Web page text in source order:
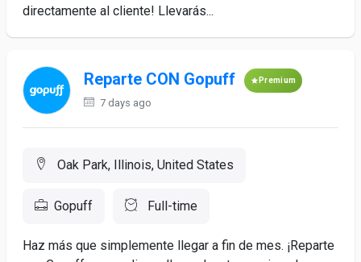
directamente al cliente! Llevarás...
Reparte CON Gopuff Premium
7 days ago
Oak Park, Illinois, United States
Gopuff Full-time
Haz más que simplemente llegar a fin de mes. ¡Reparte